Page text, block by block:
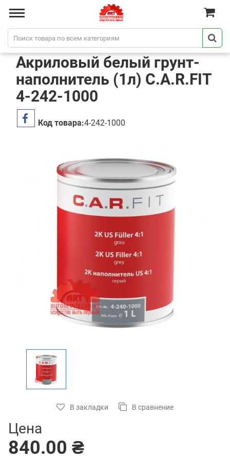
Акриловый белый грунт-
наполнитель (1л) C.A.R.FIT
4-242-1000
Код товара:4-242-1000
В закладки В сравнение
Цена
840.00 ₴